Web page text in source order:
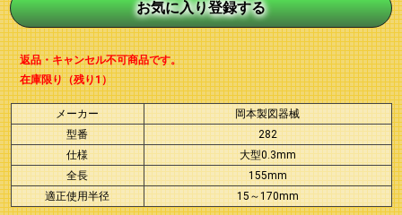
返品・キャンセル不可商品です。
在庫限り（残り1）
メーカー
岡本製図器械
型番
282
仕様
大型0.3mm
全長
155mm
適正使用半径
15～170mm